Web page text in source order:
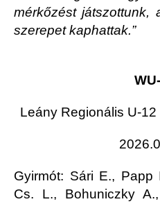
mérkőzést játszottunk,
szerepet kaphattak.”
Leány Regionális U-12
Gyirmót: Sári E., Papp
Cs. L., BohuniczkyA.,